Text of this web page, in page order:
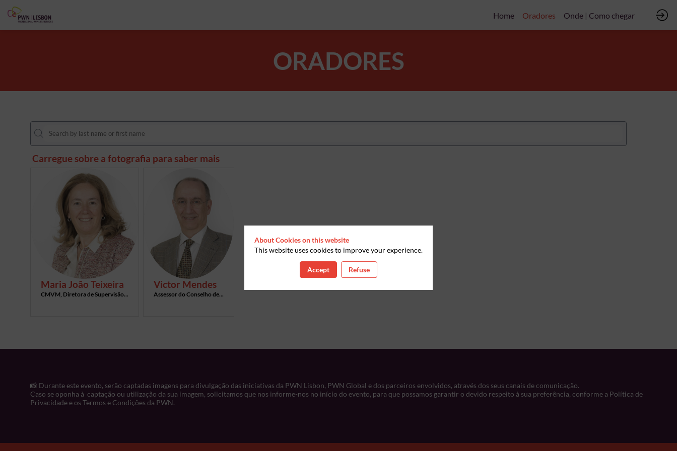
Home Oradores Onde | Como chegar
ORADORES
Carregue sobre a fotografia para saber mais
MJT
Maria João Teixeira
CMVM, Diretora de Supervisão...
VM
Victor Mendes
Assessor do Conselho de...
📸 Durante este evento, serão captadas imagens para divulgação das iniciativas da PWN Lisbon, PWN Global e dos parceiros envolvidos, através dos seus canais de comunicação.
Caso se oponha à captação ou utilização da sua imagem, solicitamos que nos informe-nos no início do evento, para que possamos garantir o devido respeito à sua preferência, conforme a Política de
Privacidade e os Termos e Condições da PWN.
About Cookies on this website
This website uses cookies to improve your experience.
Accept Refuse